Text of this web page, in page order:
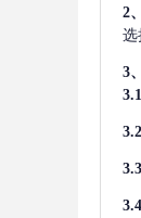
2、
选
3、
3.1
3.2
3.3
3.4